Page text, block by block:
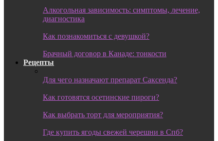
Алкогольная зависимость: симптомы, лечение,
диагностика
Как познакомиться с девушкой?
Брачный договор в Канаде: тонкости
Рецепты
Для чего назначают препарат Саксенда?
Как готовятся осетинские пироги?
Как выбрать торт для мероприятия?
Где купить ягоды свежей черешни в Спб?